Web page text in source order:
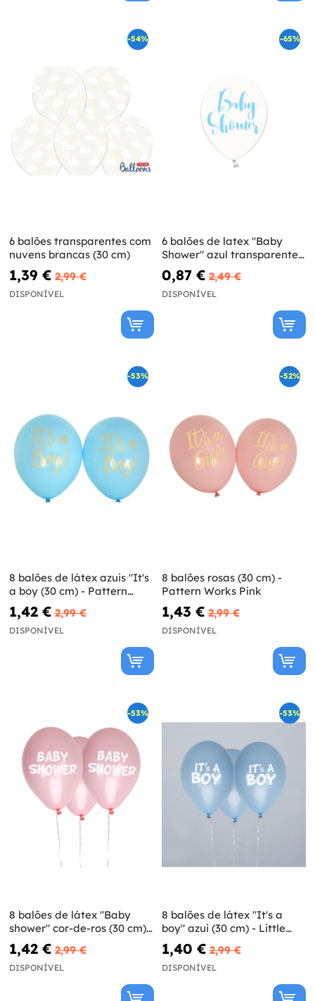
-54%
6 balões transparentes com
nuvens brancas (30 cm)
1,39 € 2,99 €
DISPONÍVEL
-65%
6 balões de latex "Baby
Shower" azul transparente
(30cm)
0,87 € 2,49 €
DISPONÍVEL
-53%
8 balões de látex azuis "It's
a boy (30 cm) - Pattern
Works
1,42 € 2,99 €
DISPONÍVEL
-52%
8 balões rosas (30 cm) -
Pattern Works Pink
1,43 € 2,99 €
DISPONÍVEL
-53%
8 balões de látex "Baby
shower" cor-de-ros (30 cm) -
Little Star Pink
1,42 € 2,99 €
DISPONÍVEL
-53%
8 balões de látex "It's a
boy" azui (30 cm) - Little
Star Blue
1,40 € 2,99 €
DISPONÍVEL